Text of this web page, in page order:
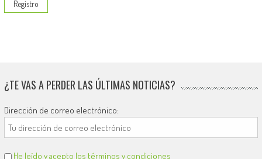
¿TE VAS A PERDER LAS ÚLTIMAS NOTICIAS?
Dirección de correo electrónico:
He leído y acepto los términos y condiciones